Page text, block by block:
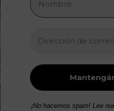
¡No hacemos spam! Lee